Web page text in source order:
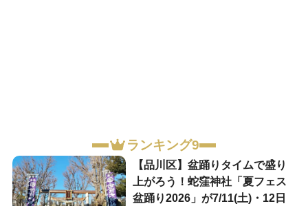
ランキング9
【品川区】盆踊りタイムで盛り
上がろう！蛇窪神社「夏フェス
盆踊り2026」が7/11(土)・12日